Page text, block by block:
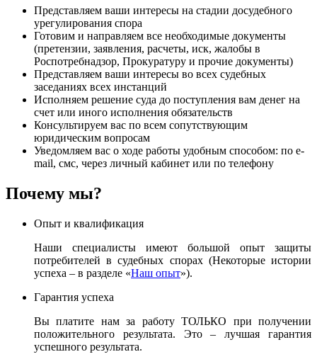
Представляем ваши интересы на стадии досудебного
урегулирования спора
Готовим и направляем все необходимые документы
(претензии, заявления, расчеты, иск, жалобы в
Роспотребнадзор, Прокуратуру и прочие документы)
Представляем ваши интересы во всех судебных
заседаниях всех инстанций
Исполняем решение суда до поступления вам денег на
счет или иного исполнения обязательств
Консультируем вас по всем сопутствующим
юридическим вопросам
Уведомляем вас о ходе работы удобным способом: по e-
mail, смс, через личный кабинет или по телефону
Почему мы?
Опыт и квалификация
Наши специалисты имеют большой опыт защиты
потребителей в судебных спорах (Некоторые истории
успеха – в разделе «Наш опыт»).
Гарантия успеха
Вы платите нам за работу ТОЛЬКО при получении
положительного результата. Это – лучшая гарантия
успешного результата.